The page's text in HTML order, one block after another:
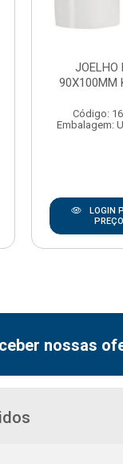
JOELHO
90X100MM
Código:
Embalagem:
LOGIN
PREÇO
nossas